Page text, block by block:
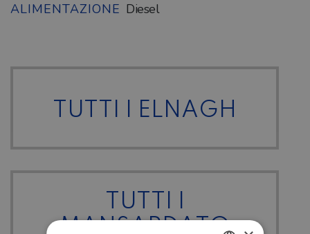
ALIMENTAZIONE Diesel
TUTTI I ELNAGH
TUTTI I
MANSARDATO